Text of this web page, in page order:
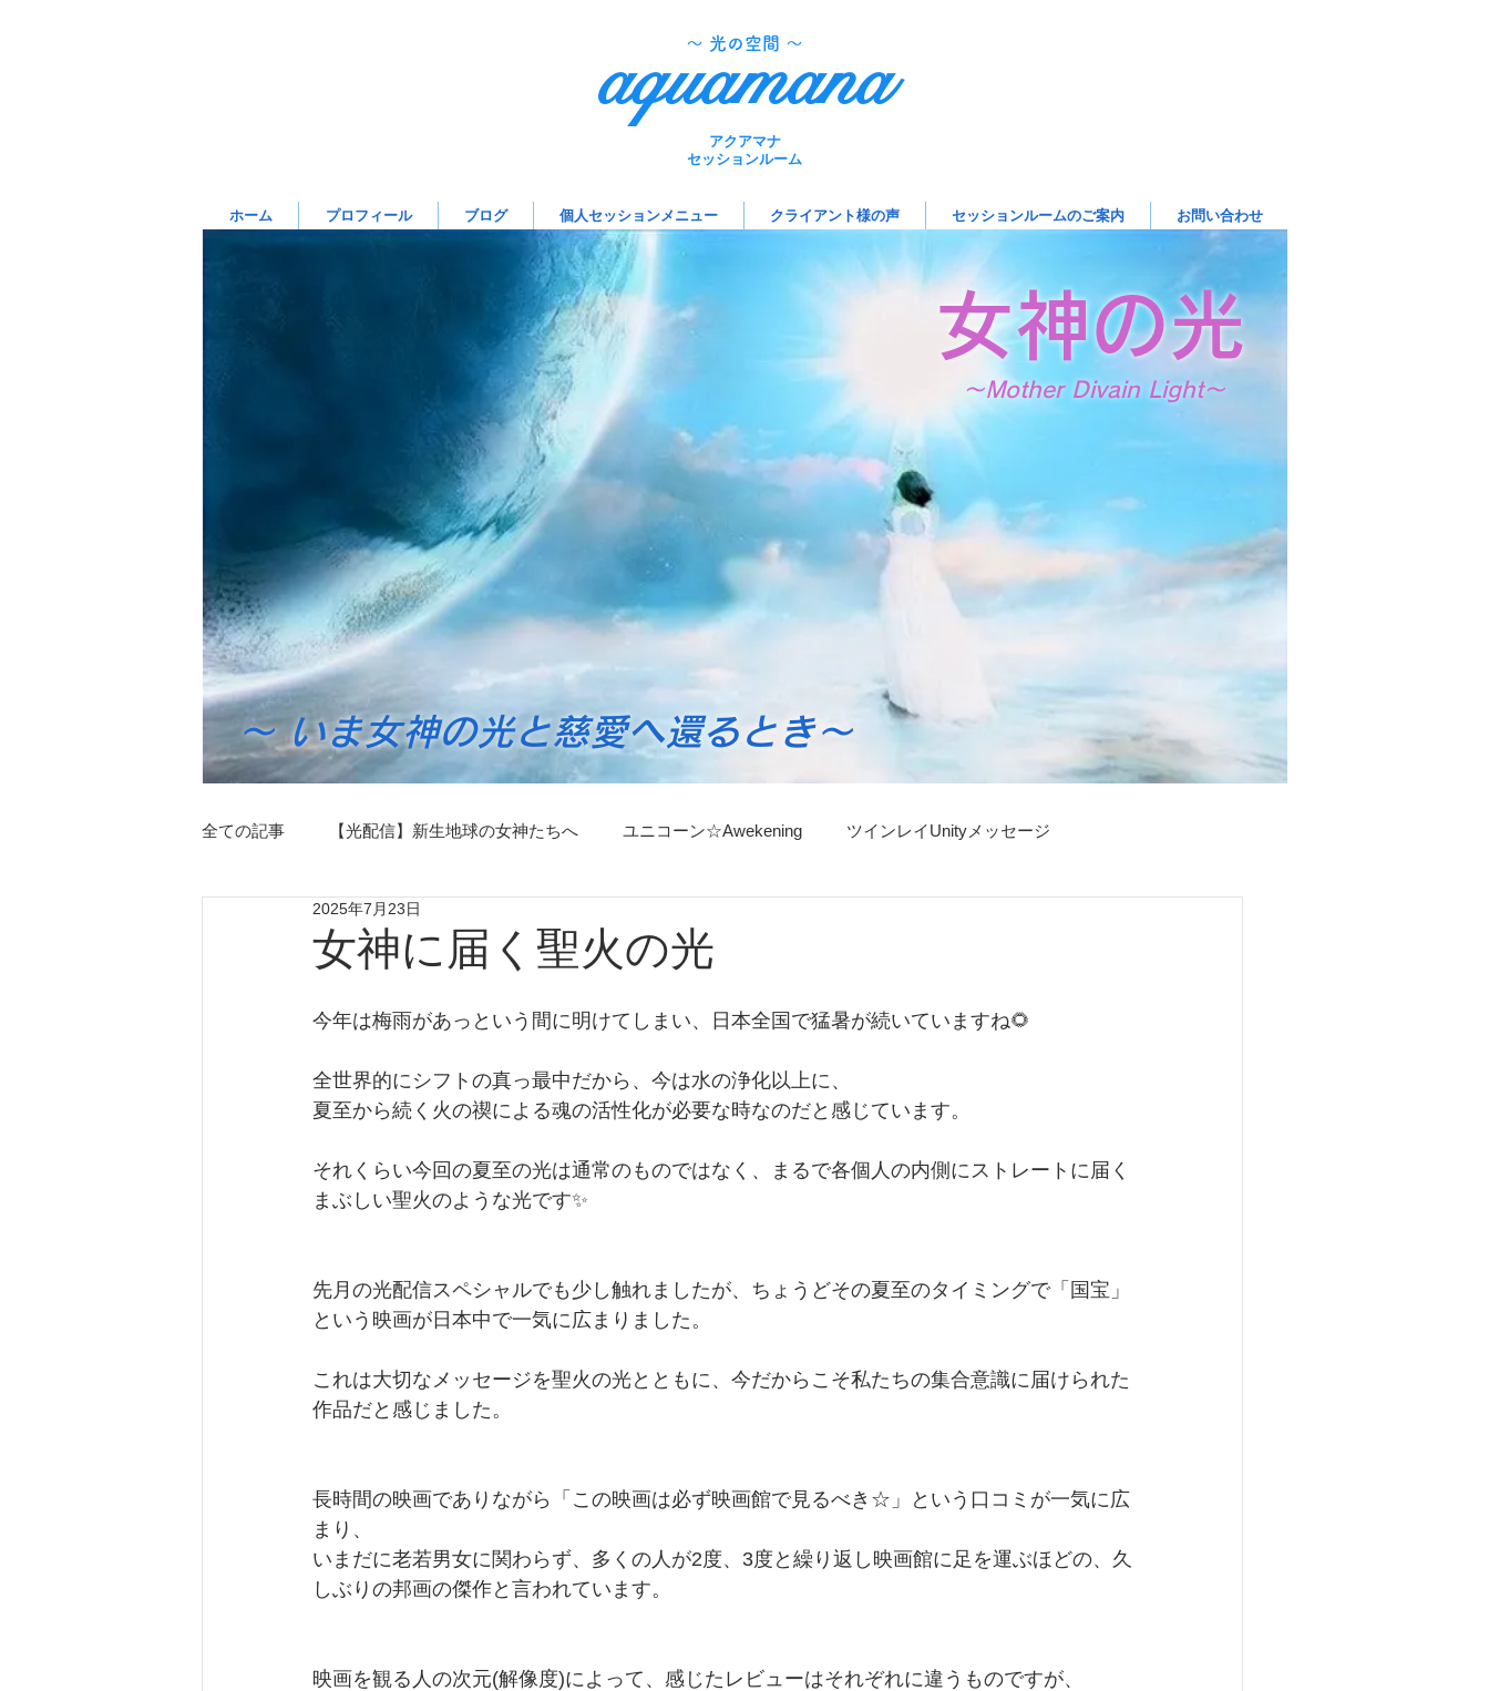
aquamana
​～ 光の空間 ～
アクアマナ
セッションルーム
ホーム プロフィール ブログ 個人セッションメニュー クライアント様の声 セッションルームのご案内 お問い合わせ
女神の光
～ いま女神の光と慈愛へ還るとき～
～Mother Divain Light～
全ての記事 【光配信】新生地球の女神たちへ ユニコーン☆Awekening ツインレイUnityメッセージ
ツインレイライブラリー
食とスピリチュアリティ aquamanaよりお知らせ 女神の光☆目覚めのメッセージ
女神に届く聖火の光
2025年7月23日
今年は梅雨があっという間に明けてしまい、日本全国で猛暑が続いていますね🌻
全世界的にシフトの真っ最中だから、今は水の浄化以上に、
夏至から続く火の禊による魂の活性化が必要な時なのだと感じています。
それくらい今回の夏至の光は通常のものではなく、まるで各個人の内側にストレートに届く
まぶしい聖火のような光です✨
先月の光配信スペシャルでも少し触れましたが、ちょうどその夏至のタイミングで「国宝」
という映画が日本中で一気に広まりました。
これは大切なメッセージを聖火の光とともに、今だからこそ私たちの集合意識に届けられた
作品だと感じました。
長時間の映画でありながら「この映画は必ず映画館で見るべき☆」という口コミが一気に広
まり、
いまだに老若男女に関わらず、多くの人が2度、3度と繰り返し映画館に足を運ぶほどの、久
しぶりの邦画の傑作と言われています。
映画を観る人の次元(解像度)によって、感じたレビューはそれぞれに違うものですが、